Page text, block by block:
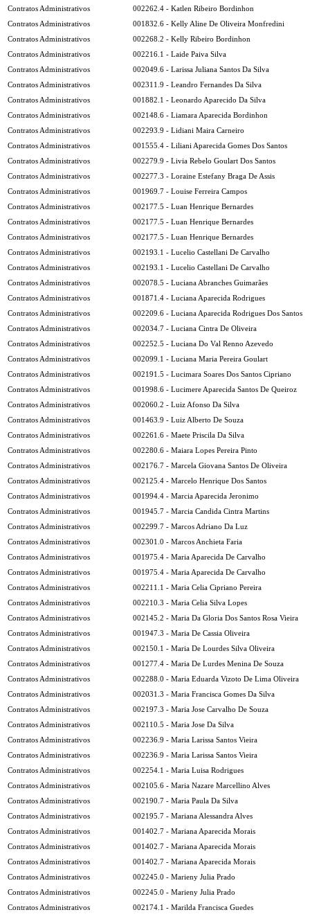
Contratos Administrativos
002262.4 - Katlen Ribeiro Bordinhon
Contratos Administrativos
001832.6 - Kelly Aline De Oliveira Monfredini
Contratos Administrativos
002268.2 - Kelly Ribeiro Bordinhon
Contratos Administrativos
002216.1 - Laide Paiva Silva
Contratos Administrativos
002049.6 - Larissa Juliana Santos Da Silva
Contratos Administrativos
002311.9 - Leandro Fernandes Da Silva
Contratos Administrativos
001882.1 - Leonardo Aparecido Da Silva
Contratos Administrativos
002148.6 - Liamara Aparecida Bordinhon
Contratos Administrativos
002293.9 - Lidiani Maira Carneiro
Contratos Administrativos
001555.4 - Liliani Aparecida Gomes Dos Santos
Contratos Administrativos
002279.9 - Livia Rebelo Goulart Dos Santos
Contratos Administrativos
002277.3 - Loraine Estefany Braga De Assis
Contratos Administrativos
001969.7 - Louise Ferreira Campos
Contratos Administrativos
002177.5 - Luan Henrique Bernardes
Contratos Administrativos
002177.5 - Luan Henrique Bernardes
Contratos Administrativos
002177.5 - Luan Henrique Bernardes
Contratos Administrativos
002193.1 - Lucelio Castellani De Carvalho
Contratos Administrativos
002193.1 - Lucelio Castellani De Carvalho
Contratos Administrativos
002078.5 - Luciana Abranches Guimarães
Contratos Administrativos
001871.4 - Luciana Aparecida Rodrigues
Contratos Administrativos
002209.6 - Luciana Aparecida Rodrigues Dos Santos
Contratos Administrativos
002034.7 - Luciana Cintra De Oliveira
Contratos Administrativos
002252.5 - Luciana Do Val Renno Azevedo
Contratos Administrativos
002099.1 - Luciana Maria Pereira Goulart
Contratos Administrativos
002191.5 - Lucimara Soares Dos Santos Cipriano
Contratos Administrativos
001998.6 - Lucimere Aparecida Santos De Queiroz
Contratos Administrativos
002060.2 - Luiz Afonso Da Silva
Contratos Administrativos
001463.9 - Luiz Alberto De Souza
Contratos Administrativos
002261.6 - Maete Priscila Da Silva
Contratos Administrativos
002280.6 - Maiara Lopes Pereira Pinto
Contratos Administrativos
002176.7 - Marcela Giovana Santos De Oliveira
Contratos Administrativos
002125.4 - Marcelo Henrique Dos Santos
Contratos Administrativos
001994.4 - Marcia Aparecida Jeronimo
Contratos Administrativos
001945.7 - Marcia Candida Cintra Martins
Contratos Administrativos
002299.7 - Marcos Adriano Da Luz
Contratos Administrativos
002301.0 - Marcos Anchieta Faria
Contratos Administrativos
001975.4 - Maria Aparecida De Carvalho
Contratos Administrativos
001975.4 - Maria Aparecida De Carvalho
Contratos Administrativos
002211.1 - Maria Celia Cipriano Pereira
Contratos Administrativos
002210.3 - Maria Celia Silva Lopes
Contratos Administrativos
002145.2 - Maria Da Gloria Dos Santos Rosa Vieira
Contratos Administrativos
001947.3 - Maria De Cassia Oliveira
Contratos Administrativos
002150.1 - Maria De Lourdes Silva Oliveira
Contratos Administrativos
001277.4 - Maria De Lurdes Menina De Souza
Contratos Administrativos
002288.0 - Maria Eduarda Vizoto De Lima Oliveira
Contratos Administrativos
002031.3 - Maria Francisca Gomes Da Silva
Contratos Administrativos
002197.3 - Maria Jose Carvalho De Souza
Contratos Administrativos
002110.5 - Maria Jose Da Silva
Contratos Administrativos
002236.9 - Maria Larissa Santos Vieira
Contratos Administrativos
002236.9 - Maria Larissa Santos Vieira
Contratos Administrativos
002254.1 - Maria Luisa Rodrigues
Contratos Administrativos
002105.6 - Maria Nazare Marcellino Alves
Contratos Administrativos
002190.7 - Maria Paula Da Silva
Contratos Administrativos
002195.7 - Mariana Alessandra Alves
Contratos Administrativos
001402.7 - Mariana Aparecida Morais
Contratos Administrativos
001402.7 - Mariana Aparecida Morais
Contratos Administrativos
001402.7 - Mariana Aparecida Morais
Contratos Administrativos
002245.0 - Marieny Julia Prado
Contratos Administrativos
002245.0 - Marieny Julia Prado
Contratos Administrativos
002174.1 - Marilda Francisca Guedes